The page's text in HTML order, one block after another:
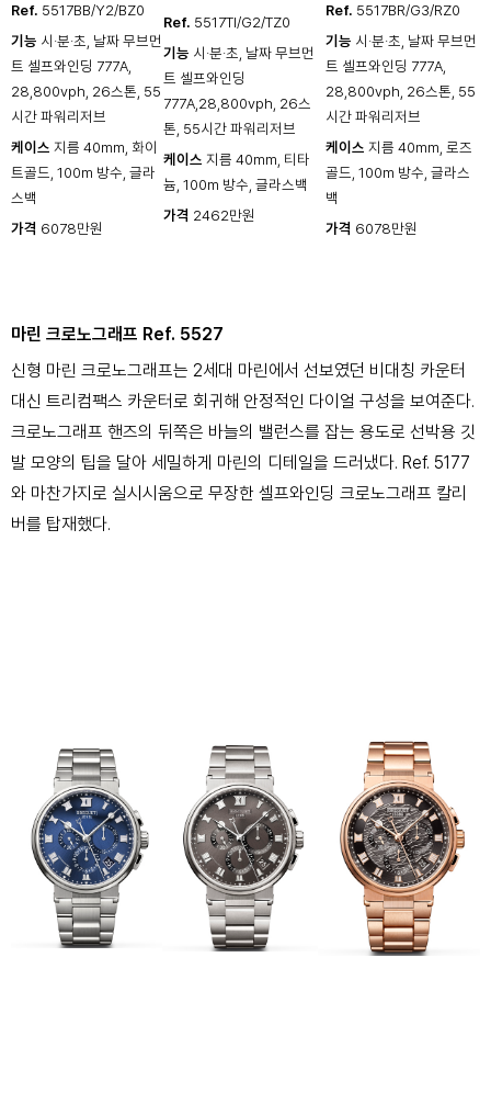
Ref. 5517BB/Y2/BZ0
기능 시·분·초, 날짜 무브먼
트 셀프와인딩 777A,
28,800vph, 26스톤, 55
시간 파워리저브
케이스 지름 40mm, 화이
트골드, 100m 방수, 글라
스백
가격 6078만원
Ref. 5517TI/G2/TZ0
기능 시·분·초, 날짜 무브먼
트 셀프와인딩
777A,28,800vph, 26스
톤, 55시간 파워리저브
케이스 지름 40mm, 티타
늄, 100m 방수, 글라스백
가격 2462만원
Ref. 5517BR/G3/RZ0
기능 시·분·초, 날짜 무브먼
트 셀프와인딩 777A,
28,800vph, 26스톤, 55
시간 파워리저브
케이스 지름 40mm, 로즈
골드, 100m 방수, 글라스
백
가격 6078만원
마린 크로노그래프 Ref. 5527
신형 마린 크로노그래프는 2세대 마린에서 선보였던 비대칭 카운터
대신 트리컴팩스 카운터로 회귀해 안정적인 다이얼 구성을 보여준다.
크로노그래프 핸즈의 뒤쪽은 바늘의 밸런스를 잡는 용도로 선박용 깃
발 모양의 팁을 달아 세밀하게 마린의 디테일을 드러냈다. Ref. 5177
와 마찬가지로 실시시움으로 무장한 셀프와인딩 크로노그래프 칼리
버를 탑재했다.